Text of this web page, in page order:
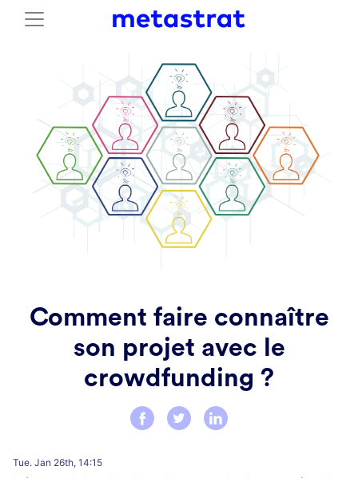
Comment faire connaître
son projet avec le
crowdfunding ?
Tue. Jan 26th, 14:15